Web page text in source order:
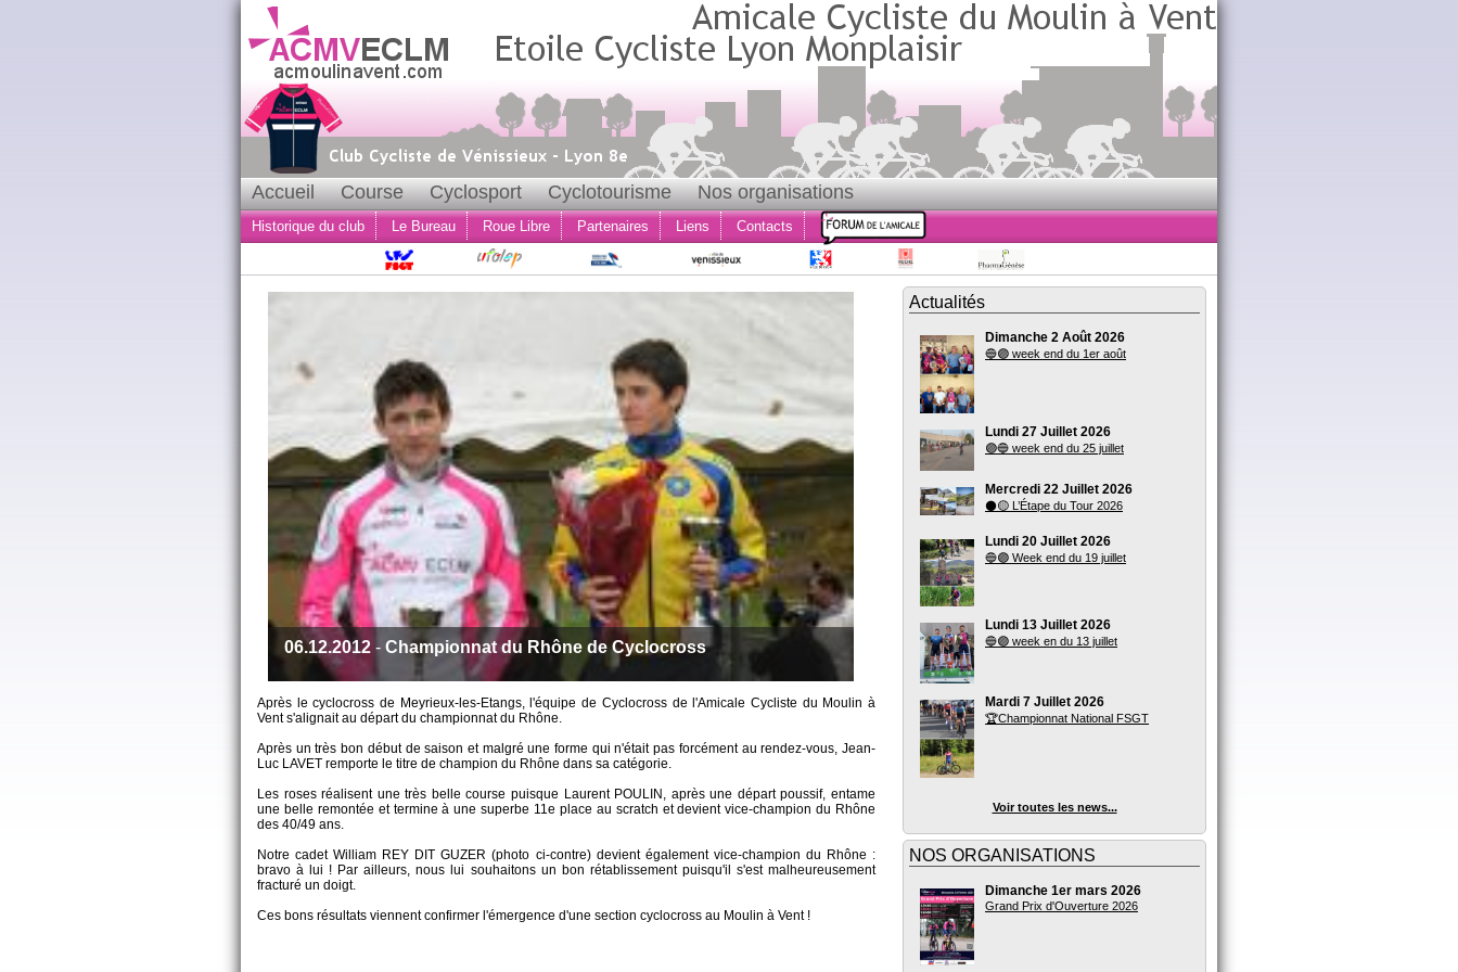
Accueil Course Cyclosport Cyclotourisme Nos organisations
Historique du club Le Bureau Roue Libre Partenaires Liens Contacts
06.12.2012 - Championnat du Rhône de Cyclocross
Après le cyclocross de Meyrieux-les-Etangs, l'équipe de Cyclocross de l'Amicale Cycliste du Moulin à
Vent s'alignait au départ du championnat du Rhône.
Après un très bon début de saison et malgré une forme qui n'était pas forcément au rendez-vous, Jean-
Luc LAVET remporte le titre de champion du Rhône dans sa catégorie.
Les roses réalisent une très belle course puisque Laurent POULIN, après une départ poussif, entame
une belle remontée et termine à une superbe 11e place au scratch et devient vice-champion du Rhône
des 40/49 ans.
Notre cadet William REY DIT GUZER (photo ci-contre) devient également vice-champion du Rhône :
bravo à lui ! Par ailleurs, nous lui souhaitons un bon rétablissement puisqu'il s'est malheureusement
fracturé un doigt.
Ces bons résultats viennent confirmer l'émergence d'une section cyclocross au Moulin à Vent !
Actualités
Dimanche 2 Août 2026
🔵🟣 week end du 1er août
Lundi 27 Juillet 2026
🟣🔵 week end du 25 juillet
Mercredi 22 Juillet 2026
⚫🟡 L’Étape du Tour 2026
Lundi 20 Juillet 2026
🔵🟣 Week end du 19 juillet
Lundi 13 Juillet 2026
🔵🟣 week en du 13 juillet
Mardi 7 Juillet 2026
🏆Championnat National FSGT
Voir toutes les news...
NOS ORGANISATIONS
Dimanche 1er mars 2026
Grand Prix d'Ouverture 2026